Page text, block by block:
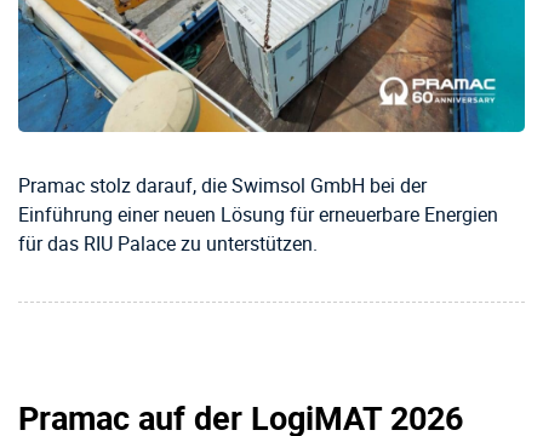
Pramac stolz darauf, die Swimsol GmbH bei der
Einführung einer neuen Lösung für erneuerbare Energien
für das RIU Palace zu unterstützen.
Pramac auf der LogiMAT 2026